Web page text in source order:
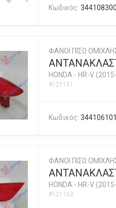
Κωδικός: 344108300
ΦΑΝΟΙ ΠΙΣΩ
HONDA - HR-V
#121151
Κωδικός: 344106101
ΦΑΝΟΙ ΠΙΣΩ
HONDA - HR-V
#121152